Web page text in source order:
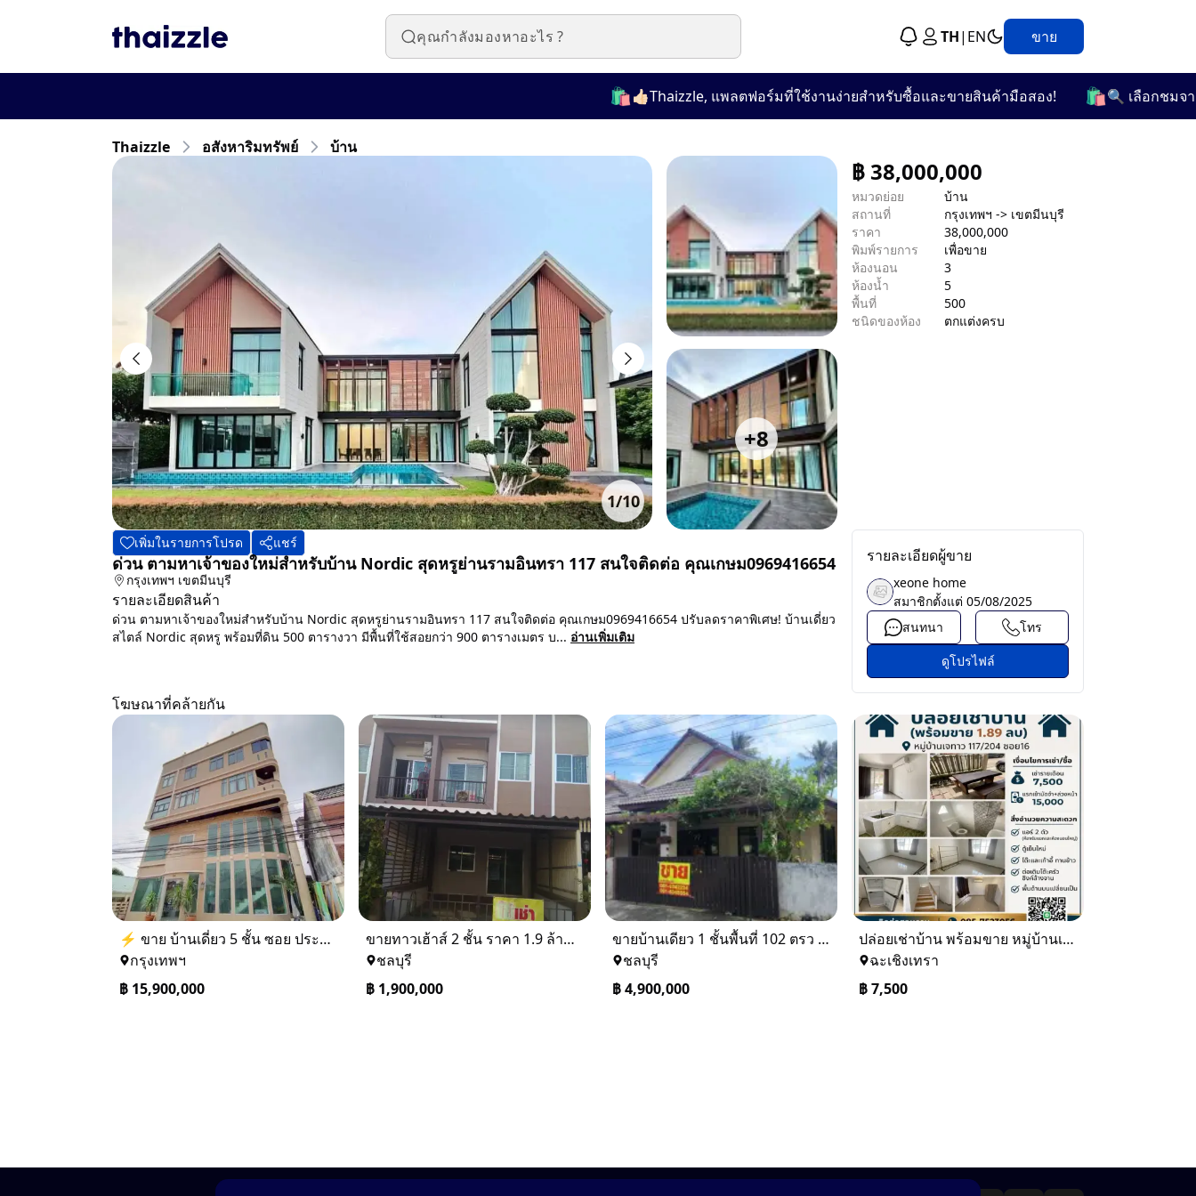
TH| EN ขาย
👍🏻Thaizzle, แพลตฟอร์มที่ใช้งานง่ายสำหรับซื้อและขายสินค้ามือสอง! 🛍️ 🔍 เลือกชมจากกว่
Thaizzle อสังหาริมทรัพย์ บ้าน
1/10
+8
฿38,000,000
หมวดย่อย
บ้าน
สถานที่
กรุงเทพฯ -> เขตมีนบุรี
ราคา
38,000,000
พิมพ์รายการ
เพื่อขาย
ห้องนอน
3
ห้องน้ำ
5
พื้นที่
500
ชนิดของห้อง
ตกแต่งครบ
เพิ่มในรายการโปรด แชร์
ด่วน ตามหาเจ้าของใหม่สำหรับบ้าน Nordic สุดหรูย่านรามอินทรา 117 สนใจติดต่อ คุณเกษม0969416654
กรุงเทพฯ เขตมีนบุรี
รายละเอียดสินค้า
ด่วน ตามหาเจ้าของใหม่สำหรับบ้าน Nordic สุดหรูย่านรามอินทรา 117 สนใจติดต่อ คุณเกษม0969416654 ปรับลดราคาพิเศษ! บ้านเดี่ยว
สไตล์ Nordic สุดหรู พร้อมที่ดิน 500 ตารางวา มีพื้นที่ใช้สอยกว่า 900 ตารางเมตร บ... อ่านเพิ่มเติม
รายละเอียดผู้ขาย
xeone home
สมาชิกตั้งแต่ 05/08/2025
สนทนา
โทร
ดูโปรไฟล์
โฆษณาที่คล้ายกัน
⚡ ขาย บ้านเดี่ยว 5 ชั้น ซอย ประชาชื่น 14 ใกล้ BTS
กรุงเทพฯ
฿ 15,900,000
ขายทาวเฮ้าส์ 2 ชั้น ราคา 1.9 ล้านบาท ที่อยู่ ศรีราชา ชลบุรี
ชลบุรี
฿ 1,900,000
ขายบ้านเดียว 1 ชั้นพื้นที่ 102 ตรว บางละมุง ชลบุรี
ชลบุรี
฿4,900,000
ปล่อยเช่าบ้าน พร้อมขาย หมู่บ้านเจทาว ตำบลแสนภูดาษ
ฉะเชิงเทรา
฿7,500